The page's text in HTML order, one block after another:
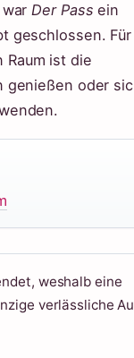
warDer Pass ein
geschlossen. Für
Raum ist die
genießen oder
weshalb eine
verlässliche